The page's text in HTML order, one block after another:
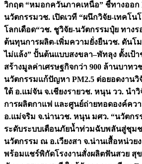
วิกฤต “หมอกควันภาคเหนือ” ชี้ทางออก
นวัตกรรมวช. เปิดเวที “ผนึกวิจัย-เทคโ
โลกเดือด“วช. ชูวิจัย-นวัตกรรมปุ๋ย ทางร
ต้นทุนการผลิต-เพิ่มความยั่งยืนวช. ดันโ
ไม่แล้ง” ปั้นต้นแบบสงขลา–พัทลุง ตั้งเป้า
สร้างมูลค่าเศรษฐกิจกว่า 900 ล้านบาทว
นวัตกรรมแก้ปัญหา PM2.5 ต่อยอดงาน
ใต้ อ.แม่จัน จ.เชียงรายวช. หนุน วว. นำ
การผลิตกาแฟ และศูนย์ถ่ายทอดองค์คว
อ.แม่จริม จ.น่านวช. หนุน มศว. “นวัตกร
ระดับระบบเตือนภัยน้ำท่วมฉับพลันสู่ชุม
นวัตกรรม ณ อ.เวียงสา จ.น่านเสื้อหน่วย
พร้อมแชร์พิกัดโรงงานสั่งผลิตฟันสวย สุ